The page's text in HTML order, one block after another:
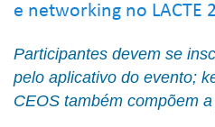
e networking no LACTE
Participantes devem se
pelo aplicativo do evento;
CEOS também compõem